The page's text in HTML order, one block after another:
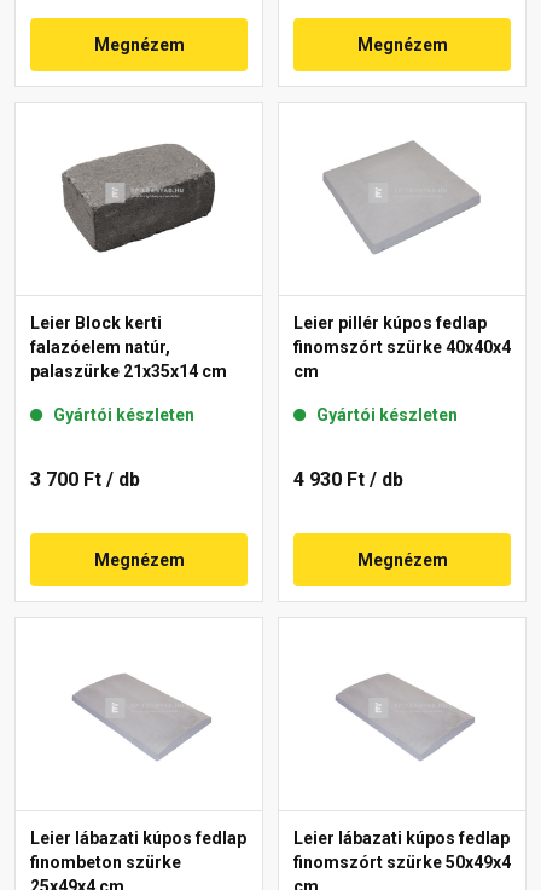
Megnézem Megnézem
Leier Block kerti
falazóelem natúr,
palaszürke 21x35x14 cm
Gyártói készleten
3 700 Ft / db
Megnézem
Leier pillér kúpos fedlap
finomszórt szürke 40x40x4
cm
Gyártói készleten
4 930 Ft / db
Megnézem
Leier lábazati kúpos fedlap
finombeton szürke
25x49x4 cm
Leier lábazati kúpos fedlap
finomszórt szürke 50x49x4
cm